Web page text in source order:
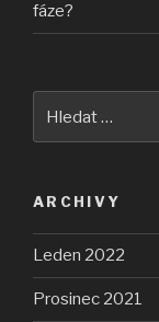
fáze?
ARCHIVY
Leden 2022
Prosinec 2021